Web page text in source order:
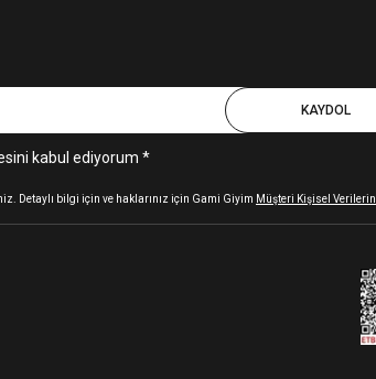
KAYDOL
kabul ediyorum *
Detaylı bilgi için ve haklarınız için Gami Giyim Müşteri Kişisel Verilerin